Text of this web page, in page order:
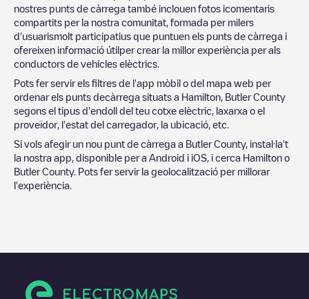
nostres punts de càrrega també inclouen fotos icomentaris
compartits per la nostra comunitat, formada per milers
d'usuarismolt participatius que puntuen els punts de càrrega i
ofereixen informació útilper crear la millor experiència per als
conductors de vehicles elèctrics.
Pots fer servir els filtres de l'app mòbil o del mapa web per
ordenar els punts decàrrega situats a Hamilton Butler County
segons el tipus d'endoll del teu cotxe elèctric, laxarxa o el
proveïdor, l'estat del carregador, la ubicació, etc.
Si vols afegir un nou punt de càrrega a Butler County, instal·la't
la nostra app, disponible per a Android i iOS, i cerca Hamilton o
Butler County. Pots fer servir la geolocalització per millorar
l'experiència.